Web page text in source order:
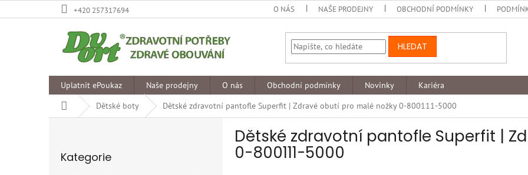
na
+420 257317694 O NÁS NAŠE PRODEJNY OBCHODNÍ PODMÍNKY
HLEDAT
Uplatnit ePoukaz Naše prodejny O nás Obchodní podmínky Novinky
Kariéra
Domů
Dětské boty Dětské zdravotní pantofle Superfit | Zdravé obutí pro malé nožky 0-800111-5000
kategorie
Kategorie
Dětské zdravotní pantofle Superfit |
0-800111-5000